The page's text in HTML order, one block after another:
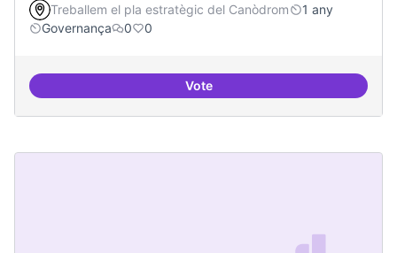
Treballem el pla estratègic del Canòdrom
1 any
Governança
0 0
VoteGrupos de trabajo para impulsar